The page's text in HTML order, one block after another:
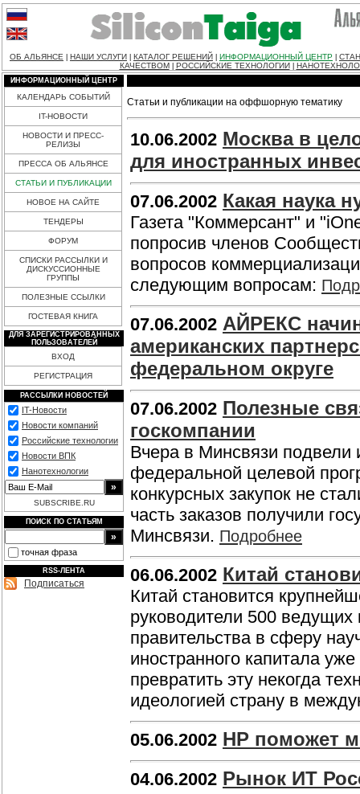
ОБ АЛЬЯНСЕ НАШИ УСЛУГИ КАТАЛОГ РЕШЕНИЙ ИНФОРМАЦИОННЫЙ ЦЕНТР
КАЧЕСТВОМ
РОССИЙСКИЕ ТЕХНОЛОГИИ
ИНФОРМАЦИОННЫЙ ЦЕНТР
КАЛЕНДАРЬ СОБЫТИЙ
IT-НОВОСТИ
НОВОСТИ И ПРЕСС-
РЕЛИЗЫ
ПРЕССА ОБ АЛЬЯНСЕ
СТАТЬИ И ПУБЛИКАЦИИ
НОВОЕ НА САЙТЕ
ТЕНДЕРЫ
ФОРУМ
СПИСКИ РАССЫЛКИ И
ДИСКУССИОННЫЕ
ГРУППЫ
ПОЛЕЗНЫЕ ССЫЛКИ
ГОСТЕВАЯ КНИГА
ДЛЯ ЗАРЕГИСТРИРОВАННЫХ
ПОЛЬЗОВАТЕЛЕЙ
ВХОД
РЕГИСТРАЦИЯ
РАССЫЛКИ НОВОСТЕЙ
IT-Новости
Новости компаний
Российские технологии
Новости ВПК
Нанотехнологии
SUBSCRIBE.RU
ПОИСК ПО СТАТЬЯМ
точная фраза
RSS-ЛЕНТА
Подписаться
Статьи и публикации на оффшорную тематику
10.06.2002 Москва в
для иностранных
07.06.2002 Какая наука
Газета "Коммерсант" и
попросив членов
вопросов
следующим вопросам:
07.06.2002 АЙРЕКС
американских
федеральном округе
07.06.2002 Полезные
госкомпании
Вчера в Минсвязи подвели
федеральной целевой
конкурсных закупок не
часть заказов получили
Минсвязи. Подробнее
06.06.2002 Китай
Китай становится
руководители 500
правительства в сферу
иностранного капитала
превратить эту некогда
идеологией страну в
05.06.2002 HP поможет
04.06.2002 Рынок ИТ